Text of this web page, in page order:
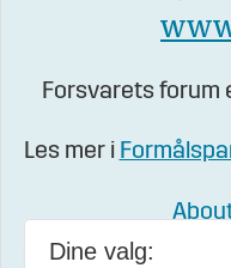
Forsvarets forum
Les mer i
Dine valg: